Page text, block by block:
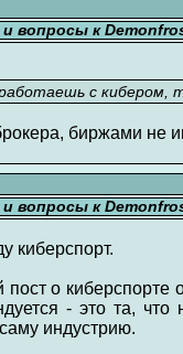
вопросы к
с кибером,
биржами не
вопросы к
киберспорт.
пост о киберспорте
- это та,
индустрию.